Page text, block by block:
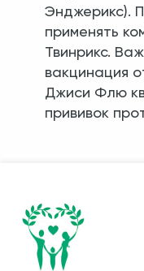
Энджерикс).
применять
Твинрикс.
вакцинация
Джиси Флю
прививок